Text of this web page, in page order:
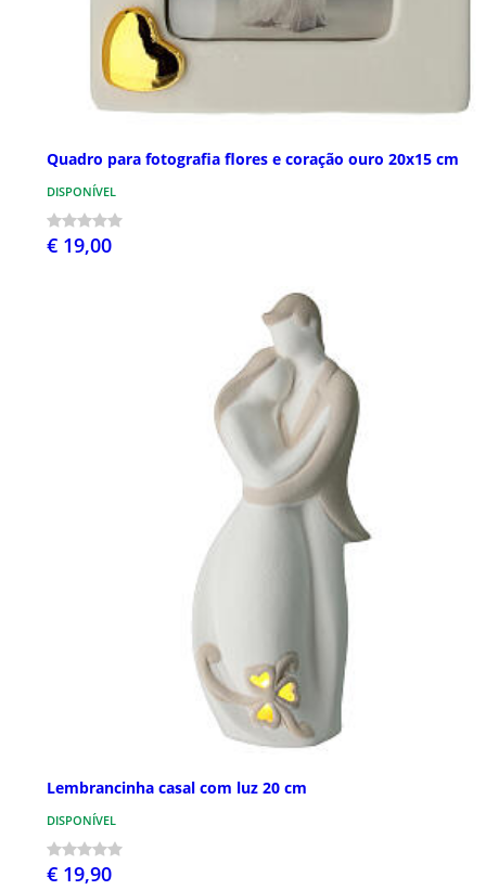
Quadro para fotografia flores e coração ouro 20x15 cm
DISPONÍVEL
€ 19,00
Lembrancinha casal com luz 20 cm
DISPONÍVEL
€ 19,90